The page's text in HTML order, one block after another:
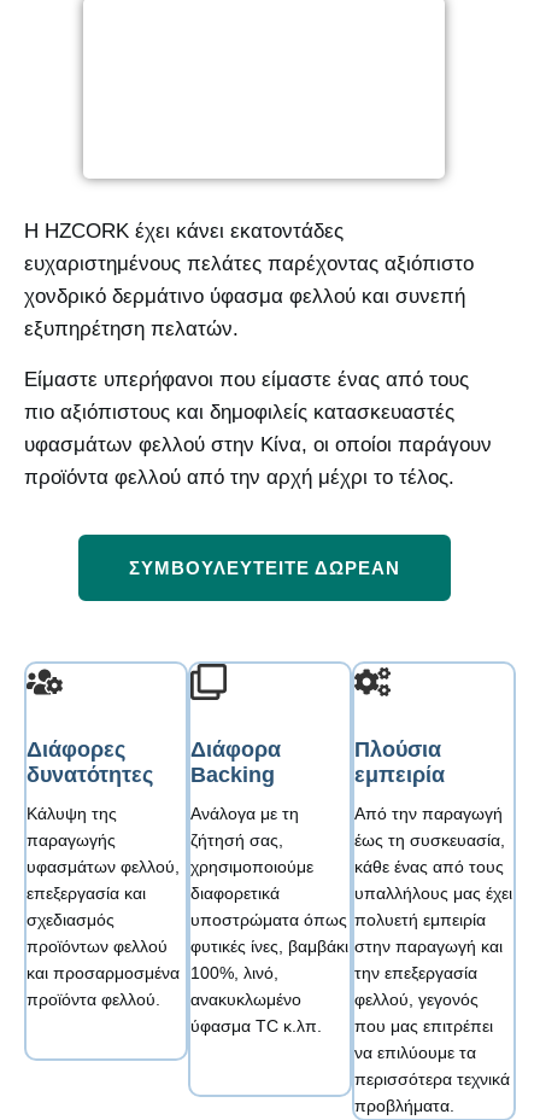
Η HZCORK έχει κάνει εκατοντάδες
ευχαριστημένους πελάτες παρέχοντας αξιόπιστο
χονδρικό δερμάτινο ύφασμα φελλού και συνεπή
εξυπηρέτηση πελατών.
Είμαστε υπερήφανοι που είμαστε ένας από τους
πιο αξιόπιστους και δημοφιλείς κατασκευαστές
υφασμάτων φελλού στην Κίνα, οι οποίοι παράγουν
προϊόντα φελλού από την αρχή μέχρι το τέλος.
ΣΥΜΒΟΥΛΕΥΤΕΊΤΕ ΔΩΡΕΆΝ
Διάφορες
δυνατότητες
Κάλυψη της
παραγωγής
υφασμάτων φελλού,
επεξεργασία και
σχεδιασμός
προϊόντων φελλού
και προσαρμοσμένα
προϊόντα φελλού.
Διάφορα
Backing
Ανάλογα με τη
ζήτησή σας,
χρησιμοποιούμε
διαφορετικά
υποστρώματα όπως
φυτικές ίνες, βαμβάκι
100%, λινό,
ανακυκλωμένο
ύφασμα TC κ.λπ.
Πλούσια
εμπειρία
Από την παραγωγή
έως τη συσκευασία,
κάθε ένας από τους
υπαλλήλους μας έχει
πολυετή εμπειρία
στην παραγωγή και
την επεξεργασία
φελλού, γεγονός
που μας επιτρέπει
να επιλύουμε τα
περισσότερα τεχνικά
προβλήματα.